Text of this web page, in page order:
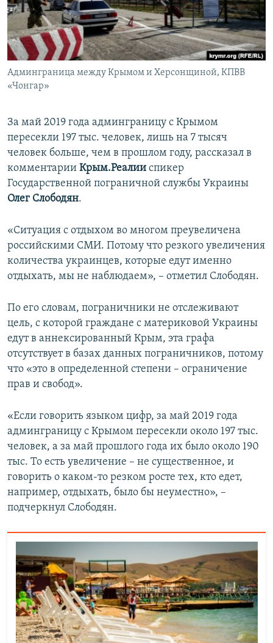
ПОБЕДИТЕЛЕЙ НЕ СУДЯТ?
КРЫМ.НЕПОКОРЕННЫЙ
ELIFBE
УКРАИНСКАЯ ПРОБЛЕМА КРЫМА
ПРИСОЕДИНЯЙТЕСЬ!
Все сайты RFE/RL
Админграница между Крымом и Херсонщиной, КПВВ
«Чонгар»
За май 2019 года админграницу с Крымом
пересекли 197 тыс. человек, лишь на 7 тысяч
человек больше, чем в прошлом году, рассказал в
комментарии Крым.Реалии спикер
Государственной пограничной службы Украины
Олег Слободян.
«Ситуация с отдыхом во многом преувеличена
российскими СМИ. Потому что резкого увеличения
количества украинцев, которые едут именно
отдыхать, мы не наблюдаем», – отметил Слободян.
По его словам, пограничники не отслеживают
цель, с которой граждане с материковой Украины
едут в аннексированный Крым, эта графа
отсутствует в базах данных пограничников, потому
что «это в определенной степени – ограничение
прав и свобод».
«Если говорить языком цифр, за май 2019 года
админграницу с Крымом пересекли около 197 тыс.
человек, а за май прошлого года их было около 190
тыс. То есть увеличение – не существенное, и
говорить о каком-то резком росте тех, кто едет,
например, отдыхать, было бы неуместно», –
подчеркнул Слободян.